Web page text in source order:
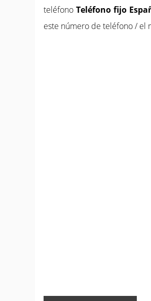
teléfono Teléfono fijo
este número de teléfono / el